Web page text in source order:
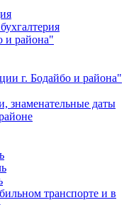
и района"
г. Бодайбо и района"
знаменательные даты
транспорте и в